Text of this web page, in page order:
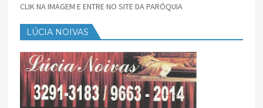
CLIK NA IMAGEM E ENTRE NO SITE DA PARÓQUIA
LÚCIA NOIVAS